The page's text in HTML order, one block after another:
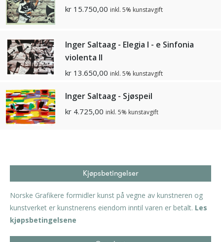
kr 15.750,00 inkl. 5% kunstavgift
Inger Saltaag - Elegia I - e Sinfonia
violenta II
kr 13.650,00 inkl. 5% kunstavgift
Inger Saltaag - Sjøspeil
kr 4.725,00 inkl. 5% kunstavgift
Kjøpsbetingelser
Norske Grafikere formidler kunst på vegne av kunstneren og
kunstverket er kunstnerens eiendom inntil varen er betalt. Les
kjøpsbetingelsene